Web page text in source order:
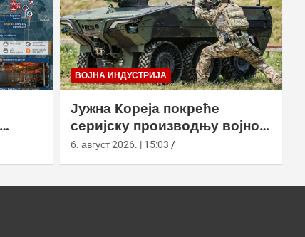
ВОЈНА ИНДУСТРИЈА
Јужна Кореја покреће
серијску производњу војног
робота Арион-СМЕТ
6. август 2026. | 15:03